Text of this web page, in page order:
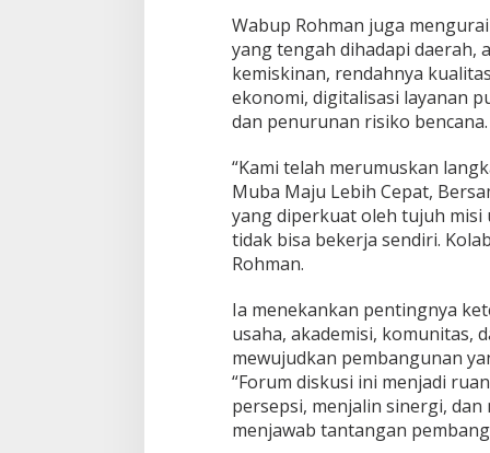
P
e
m
a
n
u
n
n
B
e
k
l
a
n
j
t
Wabup Rohman juga
yang tengah dihadapi daerah,
kemiskinan, rendahnya
ekonomi, digitalisasi layanan
dan penurunan risiko bencana.
“Kami telah merumuskan
Muba Maju Lebih Cepat,
yang diperkuat oleh tujuh misi
tidak bisa bekerja sendiri.
Rohman.
Ia menekankan pentingnya
usaha, akademisi, komunitas,
mewujudkan pembangunan
“Forum diskusi ini menjadi
persepsi, menjalin sinergi,
menjawab tantangan